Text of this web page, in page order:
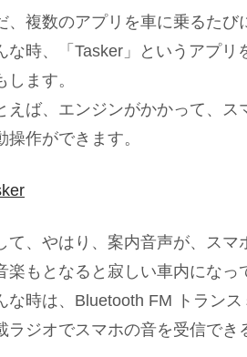
、複数のアプリを車に乗るたび
な時、「Tasker」というアプ
します。
えば、エンジンがかかって、
操作ができます。
て、やはり、案内音声が、ス
楽もとなると寂しい車内になっ
な時は、Bluetooth FM トラン
ラジオでスマホの音を受信でき